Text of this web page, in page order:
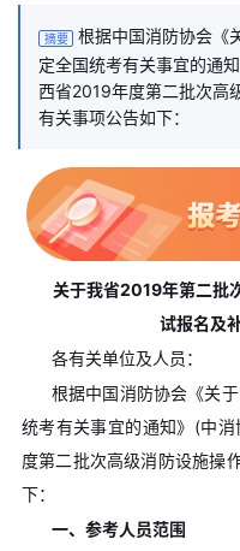
摘要
根据中国消防协会《
定全国统考有关事宜的通
西省2019年度第二批次高
有关事项公告如下：
关于我省2019年第二批
试报名及
各有关单位及人员：
根据中国消防协会《关
统考有关事宜的通知》(中
度第二批次高级消防设施操
下：
一、参考人员范围